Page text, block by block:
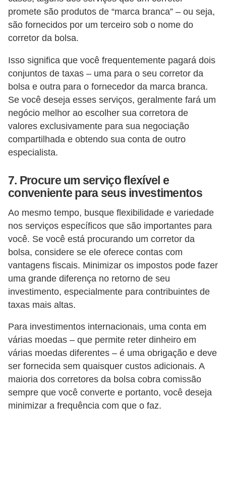
promete são produtos de “marca branca” – ou seja,
são fornecidos por um terceiro sob o nome do
corretor da bolsa.
Isso significa que você frequentemente pagará dois
conjuntos de taxas – uma para o seu corretor da
bolsa e outra para o fornecedor da marca branca.
Se você deseja esses serviços, geralmente fará um
negócio melhor ao escolher sua corretora de
valores exclusivamente para sua negociação
compartilhada e obtendo sua conta de outro
especialista.
7. Procure um serviço flexível e
conveniente para seus investimentos
Ao mesmo tempo, busque flexibilidade e variedade
nos serviços específicos que são importantes para
você. Se você está procurando um corretor da
bolsa, considere se ele oferece contas com
vantagens fiscais. Minimizar os impostos pode fazer
uma grande diferença no retorno de seu
investimento, especialmente para contribuintes de
taxas mais altas.
Para investimentos internacionais, uma conta em
várias moedas – que permite reter dinheiro em
várias moedas diferentes – é uma obrigação e deve
ser fornecida sem quaisquer custos adicionais. A
maioria dos corretores da bolsa cobra comissão
sempre que você converte e portanto, você deseja
minimizar a frequência com que o faz.